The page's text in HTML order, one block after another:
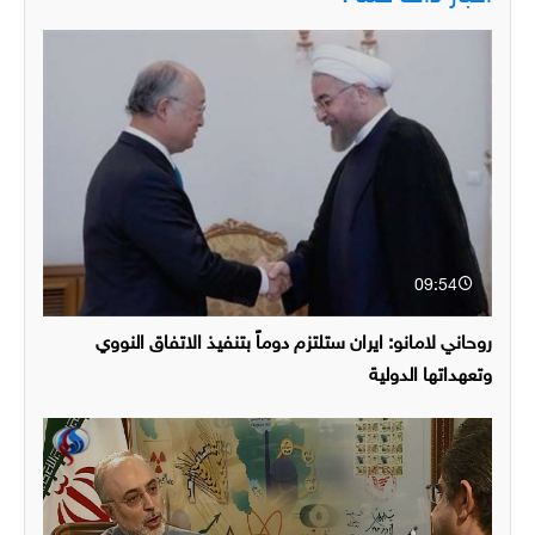
09:54
روحاني لامانو: ايران ستلتزم دوماً بتنفيذ الاتفاق النووي
وتعهداتها الدولية